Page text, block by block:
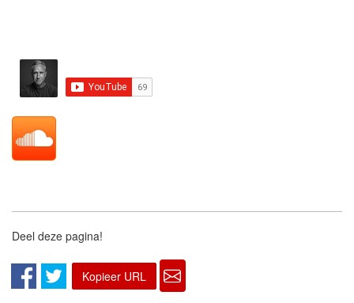
De muzikale focus ligt op MainStage, Trance en
muziekstijlen of losse verzoekjes verwacht worden.
Video’s en sets op de socials geven een goed
Deel deze pagina!
Kopieer URL